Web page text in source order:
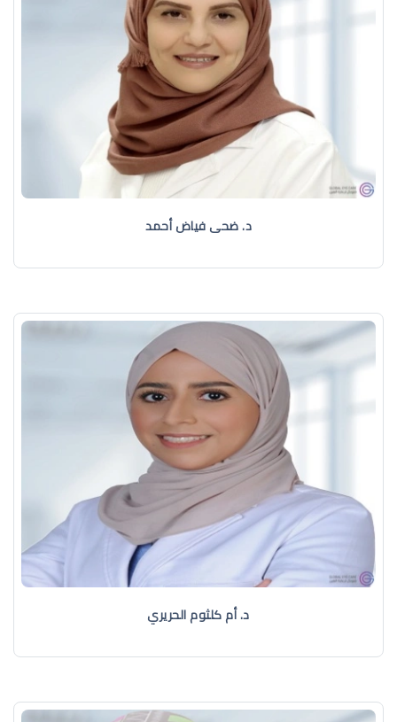
د. ضحى فياض أحمد
د. أم كلثوم الحريري